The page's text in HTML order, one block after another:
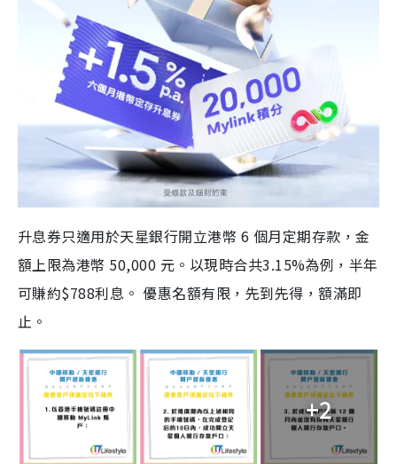
升息券只適用於天星銀行開立港幣 6 個月定期存款，金
額上限為港幣 50,000 元。以現時合共3.15%為例，半年
可賺約$788利息。 優惠名額有限，先到先得，額滿即
止。
+2